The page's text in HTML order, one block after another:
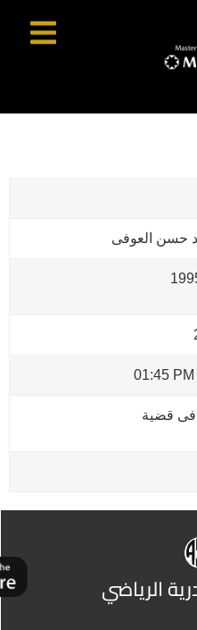
حسن العوفى
01:45 PM
قضية
الرياضي